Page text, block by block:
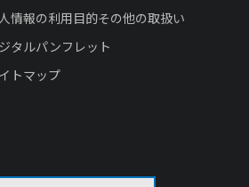
情報の利用目的その他の取扱い
タルパンフレット
トマップ